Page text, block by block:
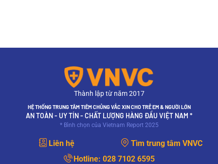
Thành lập từ năm 2017
HỆ THỐNG TRUNG TÂM TIÊM CHỦNG VẮC XIN CHO TRẺ EM & NGƯỜI LỚN
AN TOÀN - UY TÍN - CHẤT LƯỢNG HÀNG ĐẦU VIỆT NAM *
* Bình chọn của Vietnam Report 2025
Liên hệ
Tìm trung tâm VNVC
Hotline: 028 7102 6595